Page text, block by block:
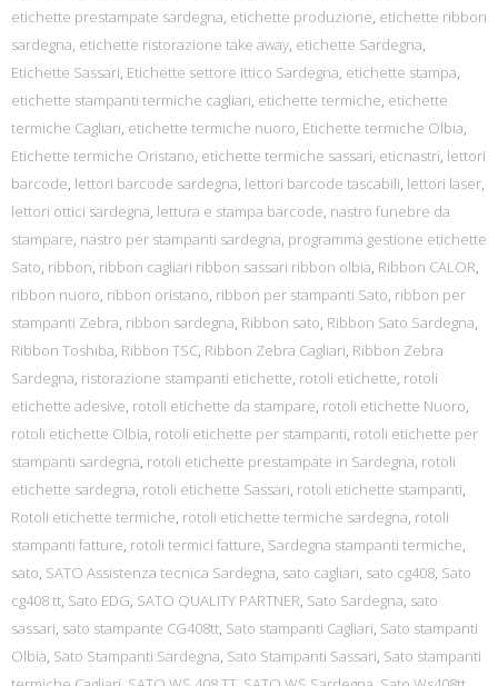
etichette prestampate sardegna, etichette produzione, etichette ribbon
sardegna, etichette ristorazione take away, etichette Sardegna,
Etichette Sassari, Etichette settore ittico Sardegna, etichette stampa,
etichette stampanti termiche cagliari, etichette termiche, etichette
termiche Cagliari, etichette termiche nuoro, Etichette termiche Olbia,
Etichette termiche Oristano, etichette termiche sassari, eticnastri, lettori
barcode, lettori barcode sardegna, lettori barcode tascabili, lettori laser,
lettori ottici sardegna, lettura e stampa barcode, nastro funebre da
stampare, nastro per stampanti sardegna, programma gestione etichette
Sato, ribbon, ribbon cagliari ribbon sassari ribbon olbia, Ribbon CALOR,
ribbon nuoro, ribbon oristano, ribbon per stampanti Sato, ribbon per
stampanti Zebra, ribbon sardegna, Ribbon sato, Ribbon Sato Sardegna,
Ribbon Toshiba, Ribbon TSC, Ribbon Zebra Cagliari, Ribbon Zebra
Sardegna, ristorazione stampanti etichette, rotoli etichette, rotoli
etichette adesive, rotoli etichette da stampare, rotoli etichette Nuoro,
rotoli etichette Olbia, rotoli etichette per stampanti, rotoli etichette per
stampanti sardegna, rotoli etichette prestampate in Sardegna, rotoli
etichette sardegna, rotoli etichette Sassari, rotoli etichette stampanti,
Rotoli etichette termiche, rotoli etichette termiche sardegna, rotoli
stampanti fatture, rotoli termici fatture, Sardegna stampanti termiche,
sato, SATO Assistenza tecnica Sardegna, sato cagliari, sato cg408, Sato
cg408 tt, Sato EDG, SATO QUALITY PARTNER, Sato Sardegna, sato
sassari, sato stampante CG408tt, Sato stampanti Cagliari, Sato stampanti
Olbia, Sato Stampanti Sardegna, Sato Stampanti Sassari, Sato stampanti